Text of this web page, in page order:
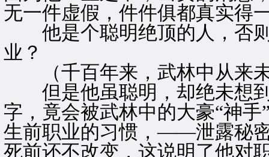
无一件虚假，件件俱都真实得
他是个聪明绝顶的人，否则
业？
（千百年来，武林中从来
但是他虽聪明，却绝未想到
字，竟会被武林中的大豪“神
生前职业的习惯，——泄露秘
死前还不改变，这说明了他对